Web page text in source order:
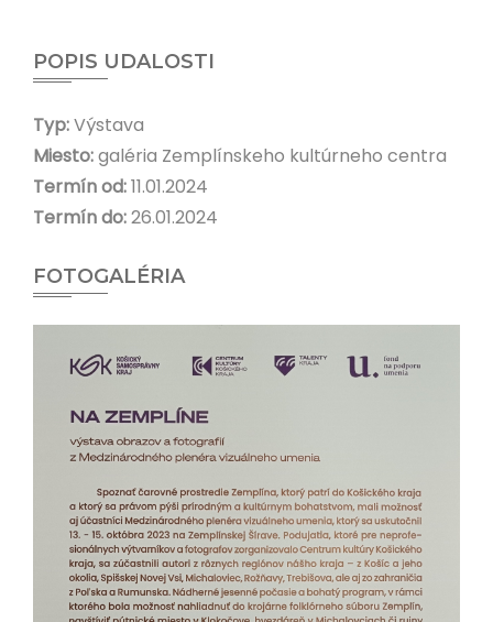
POPIS UDALOSTI
Typ:Výstava
Miesto:galéria Zemplínskeho kultúrneho centra
Termín od:11.01.2024
Termín do:26.01.2024
FOTOGALÉRIA